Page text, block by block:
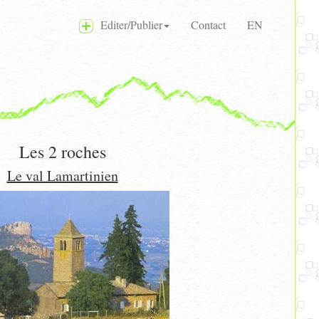
Editer/Publier Contact EN
Les 2 roches
Le val Lamartinien